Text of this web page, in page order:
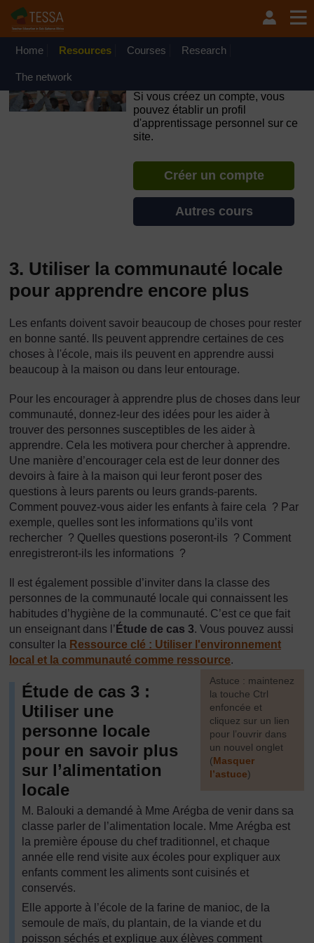
Passer au contenu principal
OpenLearn Create will be unavailable on Wednesday 12
August 2026 from 8am to 10.30am (GMT) due to routine
Home Resources Courses Research
The network
Si vous créez un compte, vous
pouvez établir un profil
d'apprentissage personnel sur ce
site.
Créer un compte
Autres cours
3. Utiliser la communauté locale
pour apprendre encore plus
Les enfants doivent savoir beaucoup de choses pour rester
en bonne santé. Ils peuvent apprendre certaines de ces
choses à l'école, mais ils peuvent en apprendre aussi
beaucoup à la maison ou dans leur entourage.
Pour les encourager à apprendre plus de choses dans leur
communauté, donnez-leur des idées pour les aider à
trouver des personnes susceptibles de les aider à
apprendre. Cela les motivera pour chercher à apprendre.
Une manière d’encourager cela est de leur donner des
devoirs à faire à la maison qui leur feront poser des
questions à leurs parents ou leurs grands-parents.
Comment pouvez-vous aider les enfants à faire cela ? Par
exemple, quelles sont les informations qu’ils vont
rechercher ? Quelles questions poseront-ils ? Comment
enregistreront-ils les informations ?
Il est également possible d’inviter dans la classe des
personnes de la communauté locale qui connaissent les
habitudes d’hygiène de la communauté. C’est ce que fait
un enseignant dans l’ Étude de cas 3. Vous pouvez aussi
consulter la Ressource clé : Utiliser l'environnement
local et la communauté comme ressource
[Astuce : maintenez
la touche Ctrl
enfoncée et
cliquez sur un lien
pour l’ouvrir dans
un nouvel onglet
(Masquer
l’astuce)
.
Étude de cas 3 :
Utiliser une
personne locale
pour en savoir plus
sur l’alimentation
locale
M. Balouki a demandé à Mme Arégba de venir dans sa
classe parler de l’alimentation locale. Mme Arégba est
la première épouse du chef traditionnel, et chaque
année elle rend visite aux écoles pour expliquer aux
enfants comment les aliments sont cuisinés et
conservés.
Elle apporte à l’école de la farine de manioc, de la
semoule de maïs, du plantain, de la viande et du
poisson séchés et explique aux élèves comment